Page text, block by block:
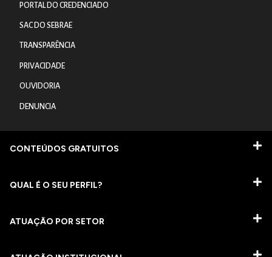
PORTAL DO CREDENCIADO
SAC DO SEBRAE
TRANSPARÊNCIA
PRIVACIDADE
OUVIDORIA
DENUNCIA
CONTEÚDOS GRATUITOS
QUAL É O SEU PERFIL?
ATUAÇÃO POR SETOR